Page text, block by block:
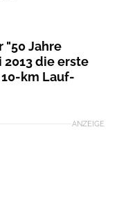
"50 Jahre
2013 die erste
km Lauf-
ANZEIGE